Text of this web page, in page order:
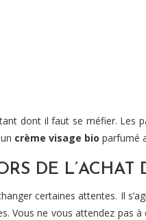
dont il faut se méfier. Les
crème visage bio parfumé
DE
certaines attentes. Il
Vous ne vous attendez